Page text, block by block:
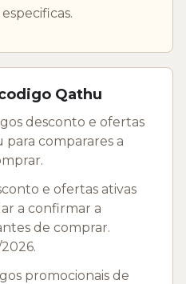
Qathu
desconto e ofertas
para comparares a
e ofertas ativas
a confirmar a
de comprar.
promocionais de